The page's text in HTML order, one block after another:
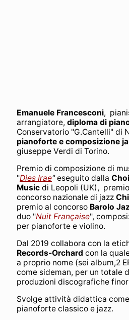
Emanuele Francesconi,
arrangiatore, diploma di
Conservatorio "G.Cantelli" di
pianoforte e composizione
giuseppe Verdi di Torino.
Premio di composizione di
"Dies Irae"eseguito dalla
Music di Leopoli (UK),
concorso nazionale di jazz
premio al concorso Barolo
duo "Nuit Française",
per pianoforte e violino.
Dal 2019 collabora con la
Records-Orchard con la
a proprio nome (sei album,2
come sideman, per un totale
produzioni discografiche
Svolge attività didattica
pianoforte classico e jazz.